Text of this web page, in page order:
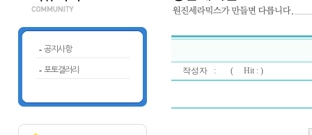
- 공지사항
- 포토갤러리 작성자 : ( Hit : )